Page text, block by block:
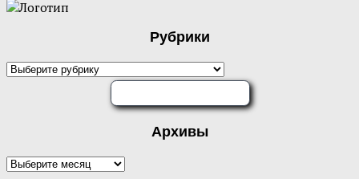
Рубрики
Рубрики
Архивы
Архивы